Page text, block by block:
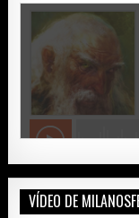
VÍDEO DE